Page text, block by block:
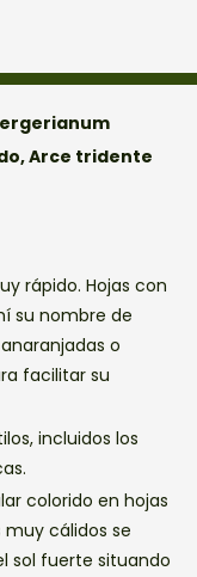
Arce tridente
rápido. Hojas con
su nombre de
o
facilitar su
incluidos los
colorido en hojas
muy cálidos se
sol fuerte situando